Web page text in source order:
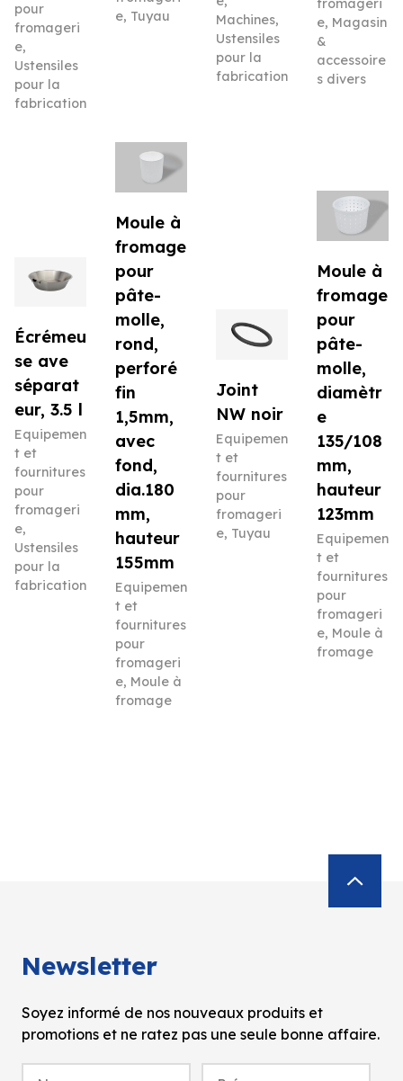
pour
fromageri
e,
Ustensiles
pour la
fabrication
e, Tuyau
Machines,
Ustensiles
pour la
fabrication
fromageri
e, Magasin
&
accessoire
s divers
Écrémeu
se ave
séparat
eur, 3.5 l
Equipemen
t et
fournitures
pour
fromageri
e,
Ustensiles
pour la
fabrication
Moule à
fromage
pour
pâte-
molle,
rond,
perforé
fin
1,5mm,
avec
fond,
dia.180
mm,
hauteur
155mm
Equipemen
t et
fournitures
pour
fromageri
e, Moule à
fromage
Joint
NW noir
Equipemen
t et
fournitures
pour
fromageri
e, Tuyau
Moule à
fromage
pour
pâte-
molle,
diamètr
e
135/108
mm,
hauteur
123mm
Equipemen
t et
fournitures
pour
fromageri
e, Moule à
fromage
Newsletter
Soyez informé de nos nouveaux produits et
promotions et ne ratez pas une seule bonne affaire.